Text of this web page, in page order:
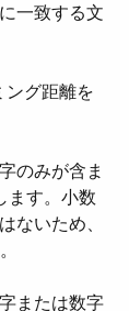
一致する文
ング距離を
のみが含ま
ます。小数
ないため、​
または数字